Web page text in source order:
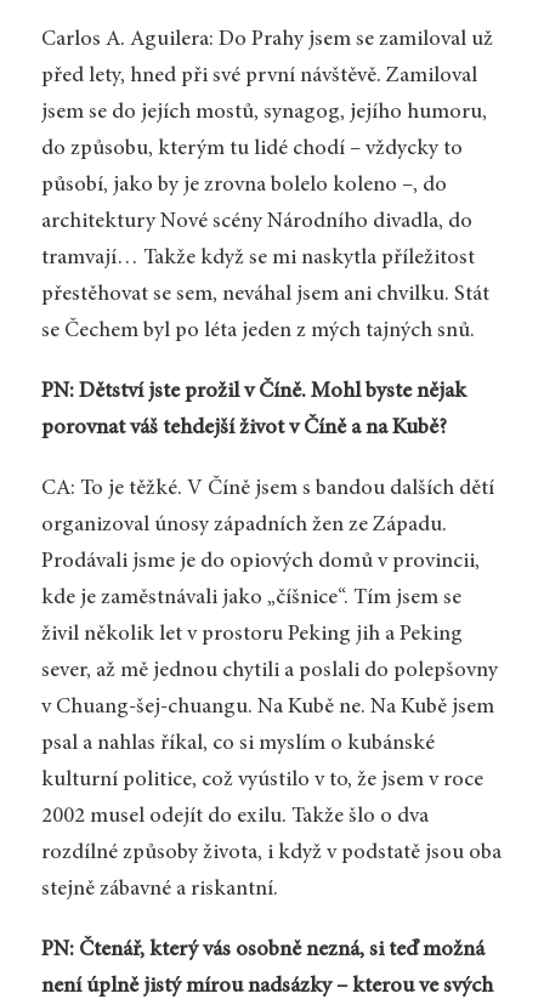
Carlos A. Aguilera: Do Prahy jsem se zamiloval už
před lety, hned při své první návštěvě. Zamiloval
jsem se do jejích mostů, synagog, jejího humoru,
do způsobu, kterým tu lidé chodí – vždycky to
působí, jako by je zrovna bolelo koleno –, do
architektury Nové scény Národního divadla, do
tramvají… Takže když se mi naskytla příležitost
přestěhovat se sem, neváhal jsem ani chvilku. Stát
se Čechem byl po léta jeden z mých tajných snů.
PN: Dětství jste prožil v Číně. Mohl byste nějak
porovnat váš tehdejší život v Číně a na Kubě?
CA: To je těžké. V Číně jsem s bandou dalších dětí
organizoval únosy západních žen ze Západu.
Prodávali jsme je do opiových domů v provincii,
kde je zaměstnávali jako „číšnice“. Tím jsem se
živil několik let v prostoru Peking jih a Peking
sever, až mě jednou chytili a poslali do polepšovny
v Chuang-šej-chuangu. Na Kubě ne. Na Kubě jsem
psal a nahlas říkal, co si myslím o kubánské
kulturní politice, což vyústilo v to, že jsem v roce
2002 musel odejít do exilu. Takže šlo o dva
rozdílné způsoby života, i když v podstatě jsou oba
stejně zábavné a riskantní.
PN: Čtenář, který vás osobně nezná, si teď možná
není úplně jistý mírou nadsázky – kterou ve svých